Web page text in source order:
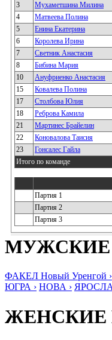
3
Мухаметшина Милина
4
Матвеева Полина
5
Енина Екатерина
6
Королева Ирина
7
Светник Анастасия
8
Бибина Мария
10
Ануфриенко Анастасия
15
Ковалева Полина
17
Столбова Юлия
18
Реброва Камила
21
Мартинес Брайелин
22
Коновалова Таисия
23
Гонсалес Гайла
Итого по команде
Партия 1
Партия 2
Партия 3
ФАКЕЛ Новый Уренгой ›
ЮГРА › НОВА ›
ЖЕНСКИЕ